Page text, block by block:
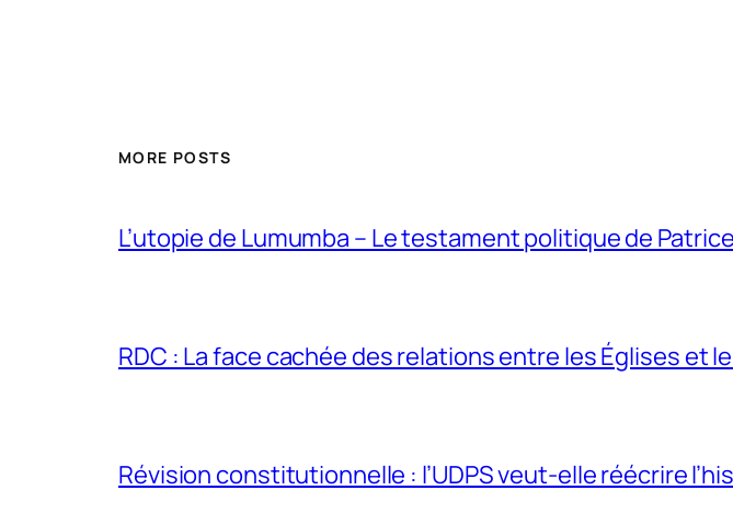
MORE POSTS
L’utopie de Lumumba – Le testament politique de
RDC : La face cachée des relations entre les Églises et
Révision constitutionnelle : l’UDPS veut-elle réécrire